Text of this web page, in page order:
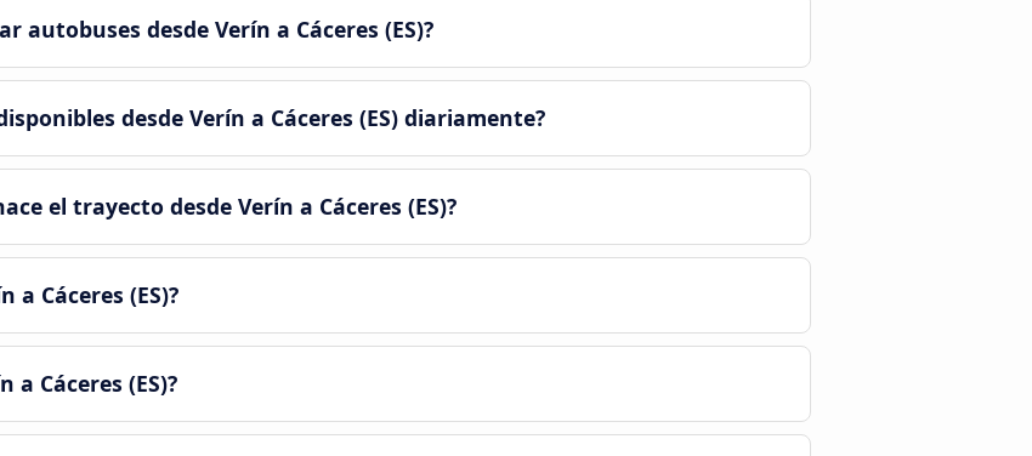
desde Verín a Cáceres‎‎ (ES)?
desde Verín a Cáceres‎‎ (ES) diariamente?
el trayecto desde Verín a Cáceres‎‎ (ES)?
Cáceres‎‎ (ES)?
Cáceres‎‎ (ES)?